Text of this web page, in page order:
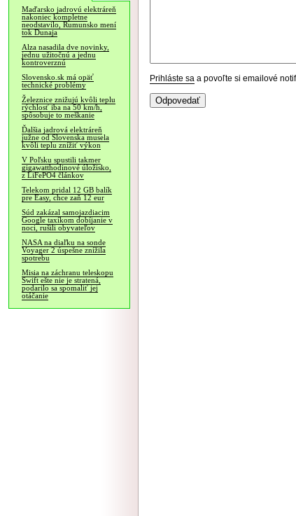
Maďarsko jadrovú elektráreň
nakoniec kompletne
neodstavilo, Rumunsko mení
tok Dunaja
Alza nasadila dve novinky,
jednu užitočnú a jednu
kontroverznú
Slovensko.sk má opäť
technické problémy
Železnice znižujú kvôli teplu
rýchlosť iba na 50 km/h,
spôsobuje to meškanie
Ďalšia jadrová elektráreň
južne od Slovenska musela
kvôli teplu znížiť výkon
V Poľsku spustili takmer
gigawatthodinové úložisko,
z LiFePO4 článkov
Telekom pridal 12 GB balík
pre Easy, chce zaň 12 eur
Súd zakázal samojazdiacim
Google taxíkom dobíjanie v
noci, rušili obyvateľov
NASA na diaľku na sonde
Voyager 2 úspešne znížila
spotrebu
Misia na záchranu teleskopu
Swift ešte nie je stratená,
podarilo sa spomaliť jej
otáčanie
Prihláste sa a povoľte si emailové